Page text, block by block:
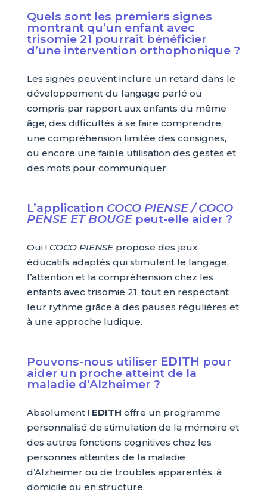
Quels sont les premiers signes
montrant qu’un enfant avec
trisomie 21 pourrait bénéficier
d’une intervention orthophonique ?
Les signes peuvent inclure un retard dans le
développement du langage parlé ou
compris par rapport aux enfants du même
âge, des difficultés à se faire comprendre,
une compréhension limitée des consignes,
ou encore une faible utilisation des gestes et
des mots pour communiquer.
L’application COCO PIENSE / COCO
PENSE ET BOUGEpeut-elle aider ?
Oui ! COCO PIENSEpropose des jeux
éducatifs adaptés qui stimulent le langage,
l’attention et la compréhension chez les
enfants avec trisomie 21, tout en respectant
leur rythme grâce à des pauses régulières et
à une approche ludique.
Pouvons-nous utiliser EDITH pour
aider un proche atteint de la
maladie d’Alzheimer ?
Absolument ! EDITH offre un programme
personnalisé de stimulation de la mémoire et
des autres fonctions cognitives chez les
personnes atteintes de la maladie
d’Alzheimer ou de troubles apparentés, à
domicile ou en structure.